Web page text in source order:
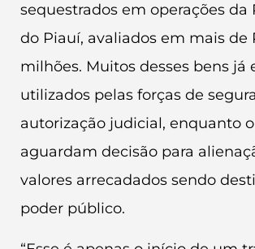
sequestrados em operações da
do Piauí, avaliados em mais de
milhões. Muitos desses bens já
utilizados pelas forças de
autorização judicial, enquanto
aguardam decisão para
valores arrecadados sendo
poder público.